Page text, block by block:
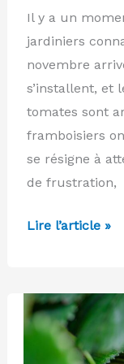
Il y a un
jardiniers
novembre
s’installent, et
tomates sont
framboisiers
se résigne à
de frustration,
Les
à
cultiver
sous
Lire l’article »